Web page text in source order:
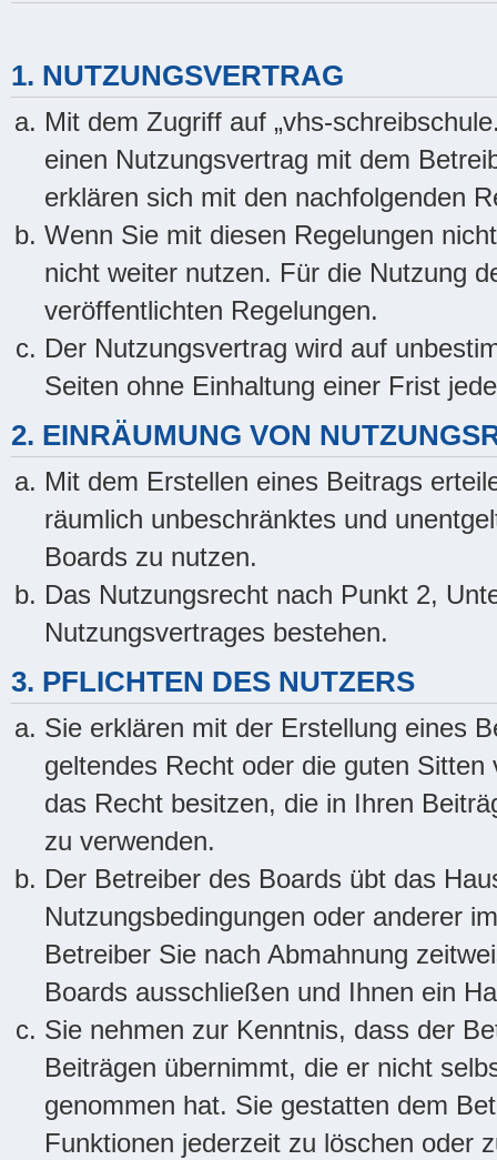
1. NUTZUNGSVERTRAG
Mit dem Zugriff auf „vhs-
einen Nutzungsvertrag mit dem
erklären sich mit den nachfolgenden
Wenn Sie mit diesen Regelungen
nicht weiter nutzen. Für die Nutzung
veröffentlichten Regelungen.
Der Nutzungsvertrag wird auf
Seiten ohne Einhaltung einer Frist
2. EINRÄUMUNG VON
Mit dem Erstellen eines Beitrags
räumlich unbeschränktes und
Boards zu nutzen.
Das Nutzungsrecht nach Punkt 2,
Nutzungsvertrages bestehen.
3. PFLICHTEN DES NUTZERS
Sie erklären mit der Erstellung eines
geltendes Recht oder die guten
das Recht besitzen, die in Ihren
zu verwenden.
Der Betreiber des Boards übt das
Nutzungsbedingungen oder anderer
Betreiber Sie nach Abmahnung
Boards ausschließen und Ihnen ein
Sie nehmen zur Kenntnis, dass der
Beiträgen übernimmt, die er nicht
genommen hat. Sie gestatten dem
Funktionen jederzeit zu löschen oder